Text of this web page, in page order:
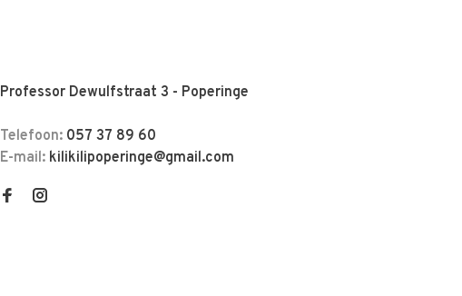
Professor Dewulfstraat 3 - Poperinge
Telefoon: 057 37 89 60
E-mail: kilikilipoperinge@gmail.com